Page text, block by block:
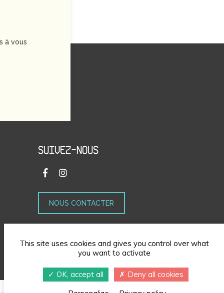
à vous
SUIVEZ-NOUS
NOUS CONTACTER
This site uses cookies and gives you control over what
you want to activate
OK, accept all
Deny all cookies